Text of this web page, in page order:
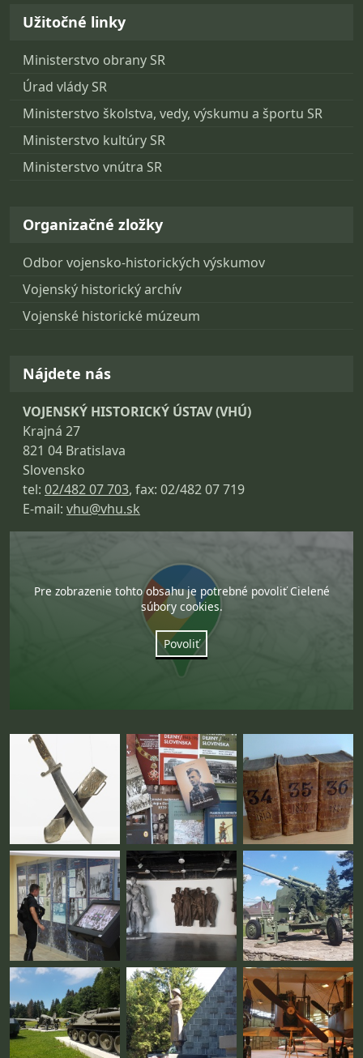
Užitočné linky
Ministerstvo obrany SR
Úrad vlády SR
Ministerstvo školstva, vedy, výskumu a športu SR
Ministerstvo kultúry SR
Ministerstvo vnútra SR
Organizačné zložky
Odbor vojensko-historických výskumov
Vojenský historický archív
Vojenské historické múzeum
Nájdete nás
VOJENSKÝ HISTORICKÝ ÚSTAV (VHÚ)
Krajná 27
821 04 Bratislava
Slovensko
tel: 02/482 07 703, fax: 02/482 07 719
E-mail: vhu@vhu.sk
Pre zobrazenie tohto obsahu je potrebné povoliť Cielené
súbory cookies.
Povoliť
Fotogaléria